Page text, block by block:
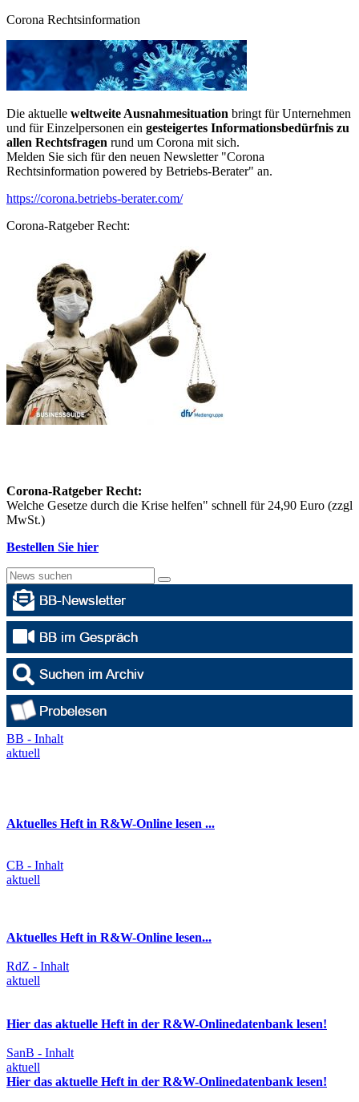
Corona Rechtsinformation
Die aktuelle weltweite Ausnahmesituation bringt für Unternehmen
und für Einzelpersonen ein gesteigertes Informationsbedürfnis zu
allen Rechtsfragen rund um Corona mit sich.
Melden Sie sich für den neuen Newsletter "Corona
Rechtsinformation powered by Betriebs-Berater" an.
https://corona.betriebs-berater.com/
Corona-Ratgeber Recht:
Corona-Ratgeber Recht:
Welche Gesetze durch die Krise helfen" schnell für 24,90 Euro (zzgl
MwSt.)
Bestellen Sie hier
BB - Inhalt
aktuell
Aktuelles Heft in R&W-Online lesen ...
CB - Inhalt
aktuell
Aktuelles Heft in R&W-Online lesen...
RdZ - Inhalt
aktuell
Hier das aktuelle Heft in der R&W-Onlinedatenbank lesen!
SanB - Inhalt
aktuell
Hier das aktuelle Heft in der R&W-Onlinedatenbank lesen!